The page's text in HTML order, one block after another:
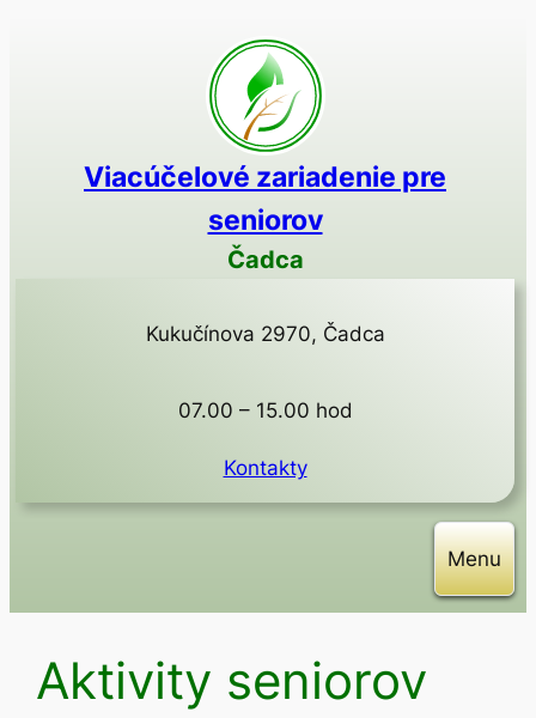
Viacúčelové zariadenie pre
seniorov
Čadca
Kukučínova 2970, Čadca
07.00 – 15.00 hod
Kontakty
Menu
Aktivity seniorov